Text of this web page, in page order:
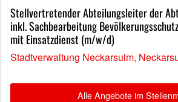
Stellvertretender Abteilungsleiter der
inkl. Sachbearbeitung
mit Einsatzdienst (m/w/d)
Stadtverwaltung Neckarsulm,
Alle Angebote im